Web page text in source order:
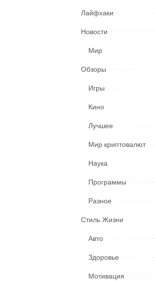
Лайфхаки
Новости
Мир
Обзоры
Игры
Кино
Лучшее
Мир криптовалют
Наука
Программы
Разное
Стиль Жизни
Авто
Здоровье
Мотивация